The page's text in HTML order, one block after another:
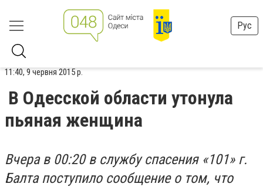
Рус
11:40, 9 червня 2015 р.
В Одесской области утонула
пьяная женщина
Вчера в 00:20 в службу спасения «101» г.
Балта поступило сообщение о том, что